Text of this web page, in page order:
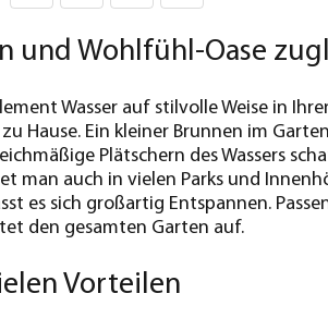
und Wohlfühl-Oase
Wasser auf stilvolle Weise in
Hause. Ein kleiner Brunnen im
Plätschern des Wassers
auch in vielen Parks und
es sich großartig Entspannen.
den gesamten Garten auf.
Vorteilen